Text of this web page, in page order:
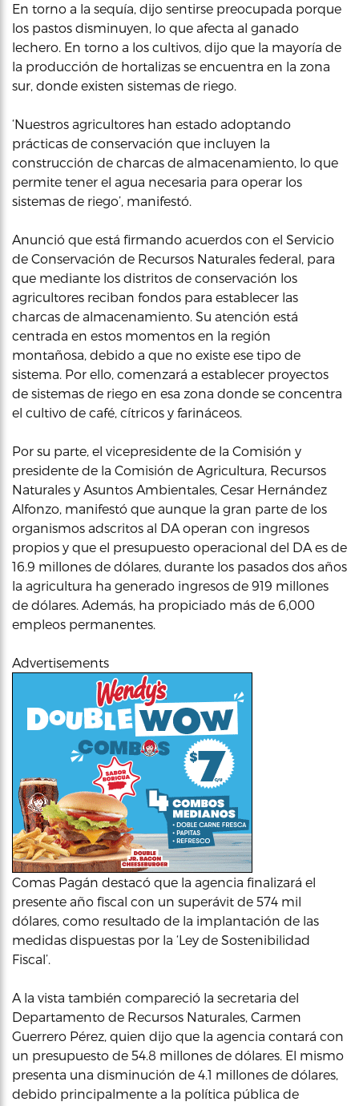
En torno a la sequía, dijo sentirse preocupada porque
los pastos disminuyen, lo que afecta al ganado
lechero. En torno a los cultivos, dijo que la mayoría de
la producción de hortalizas se encuentra en la zona
sur, donde existen sistemas de riego.
‘Nuestros agricultores han estado adoptando
prácticas de conservación que incluyen la
construcción de charcas de almacenamiento, lo que
permite tener el agua necesaria para operar los
sistemas de riego’, manifestó.
Anunció que está firmando acuerdos con el Servicio
de Conservación de Recursos Naturales federal, para
que mediante los distritos de conservación los
agricultores reciban fondos para establecer las
charcas de almacenamiento. Su atención está
centrada en estos momentos en la región
montañosa, debido a que no existe ese tipo de
sistema. Por ello, comenzará a establecer proyectos
de sistemas de riego en esa zona donde se concentra
el cultivo de café, cítricos y farináceos.
Por su parte, el vicepresidente de la Comisión y
presidente de la Comisión de Agricultura, Recursos
Naturales y Asuntos Ambientales, Cesar Hernández
Alfonzo, manifestó que aunque la gran parte de los
organismos adscritos al DA operan con ingresos
propios y que el presupuesto operacional del DA es de
16.9 millones de dólares, durante los pasados dos años
la agricultura ha generado ingresos de 919 millones
de dólares. Además, ha propiciado más de 6,000
empleos permanentes.
Advertisements
Comas Pagán destacó que la agencia finalizará el
presente año fiscal con un superávit de 574 mil
dólares, como resultado de la implantación de las
medidas dispuestas por la ‘Ley de Sostenibilidad
Fiscal’.
A la vista también compareció la secretaria del
Departamento de Recursos Naturales, Carmen
Guerrero Pérez, quien dijo que la agencia contará con
un presupuesto de 54.8 millones de dólares. El mismo
presenta una disminución de 4.1 millones de dólares,
debido principalmente a la política pública de